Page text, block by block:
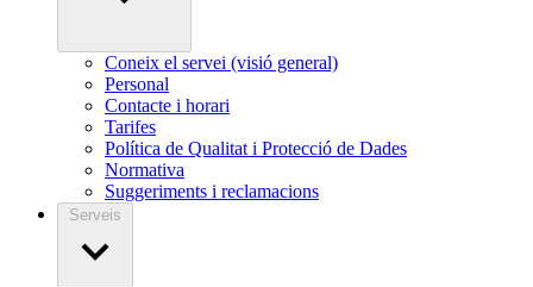
Coneix el servei (visió general)
Personal
Contacte i horari
Tarifes
Política de Qualitat i Protecció de Dades
Normativa
Suggeriments i reclamacions
Serveis